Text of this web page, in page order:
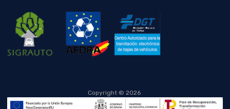
Copyright © 2026